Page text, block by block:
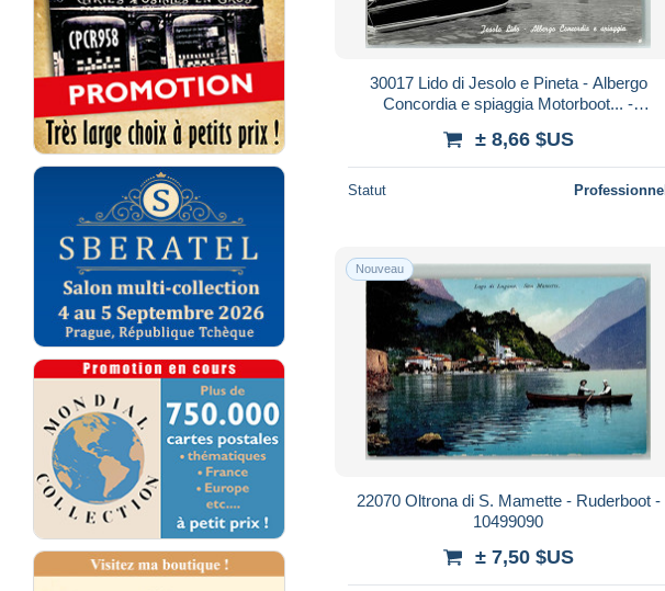
30017 Lido di Jesolo e Pineta - Albergo
Concordia e spiaggia Motorboot... -
± 8,66 $US
Statut Professionnel
Nouveau
22070 Oltrona di S. Mamette - Ruderboot -
10499090
± 7,50 $US